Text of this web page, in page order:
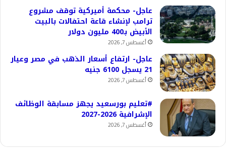
عاجل- محكمة أميركية توقف مشروع
ترامب لإنشاء قاعة احتفالات بالبيت
الأبيض بـ400 مليون دولار
أغسطس 7, 2026
عاجل- ارتفاع أسعار الذهب في مصر وعيار
21 يسجل 6100 جنيه
أغسطس 7, 2026
#تعليم بورسعيد يجهز مسابقة الوظائف
الإشرافية 2026-2027
أغسطس 7, 2026